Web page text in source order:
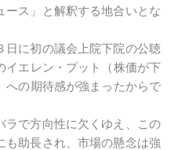
ース」と解釈する地合いとな
日に初の議会上院下院の公聴
イエレン・プット（株価が下
への期待感が強まったからで
ラで方向性に欠くゆえ、この
も助長され、市場の懸念は強